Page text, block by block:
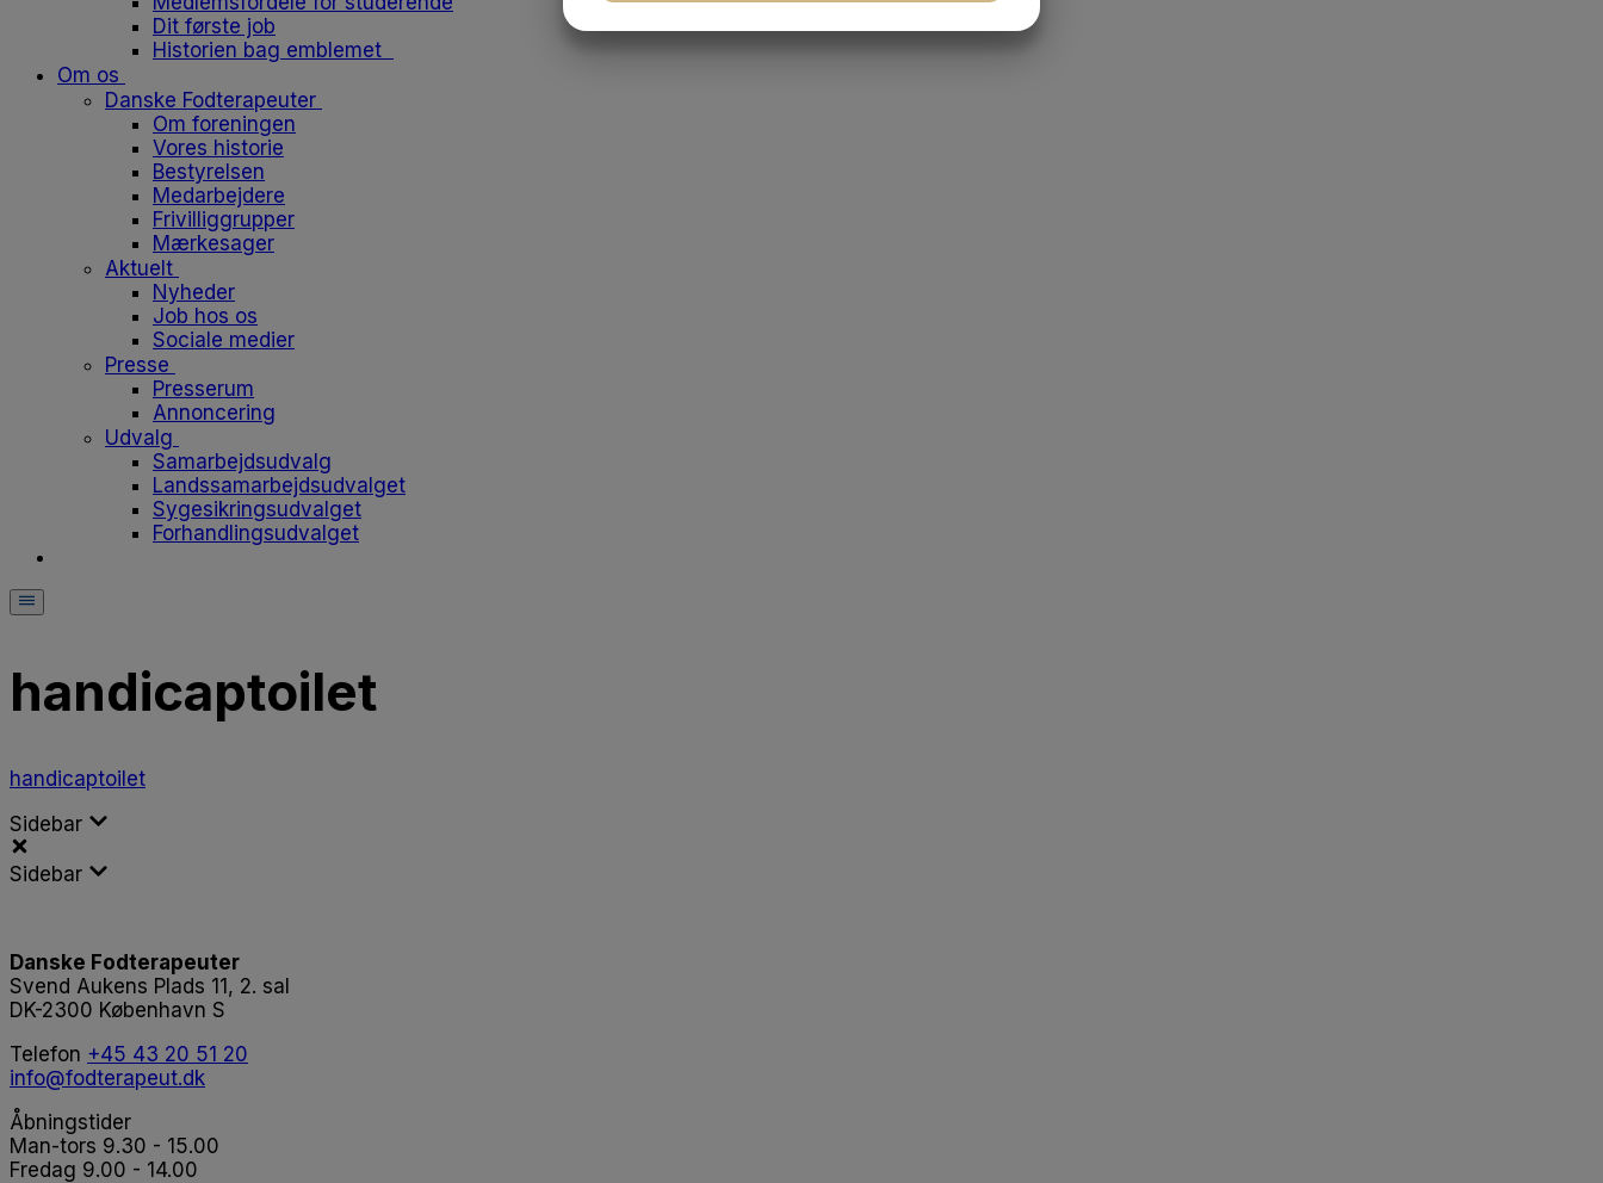
Dit første job
Historien bag emblemet
Om os
Danske Fodterapeuter
Om foreningen
Vores historie
Bestyrelsen
Medarbejdere
Frivilliggrupper
Mærkesager
Aktuelt
Nyheder
Job hos os
Sociale medier
Presse
Presserum
Annoncering
Udvalg
Samarbejdsudvalg
Landssamarbejdsudvalget
Sygesikringsudvalget
Forhandlingsudvalget
handicaptoilet
handicaptoilet
Sidebar
Sidebar
Danske Fodterapeuter
Svend Aukens Plads 11, 2. sal
DK-2300 København S
Telefon +45 43 20 51 20
info@fodterapeut.dk
Åbningstider
Man-tors 9.30 - 15.00
Fredag 9.00 - 14.00